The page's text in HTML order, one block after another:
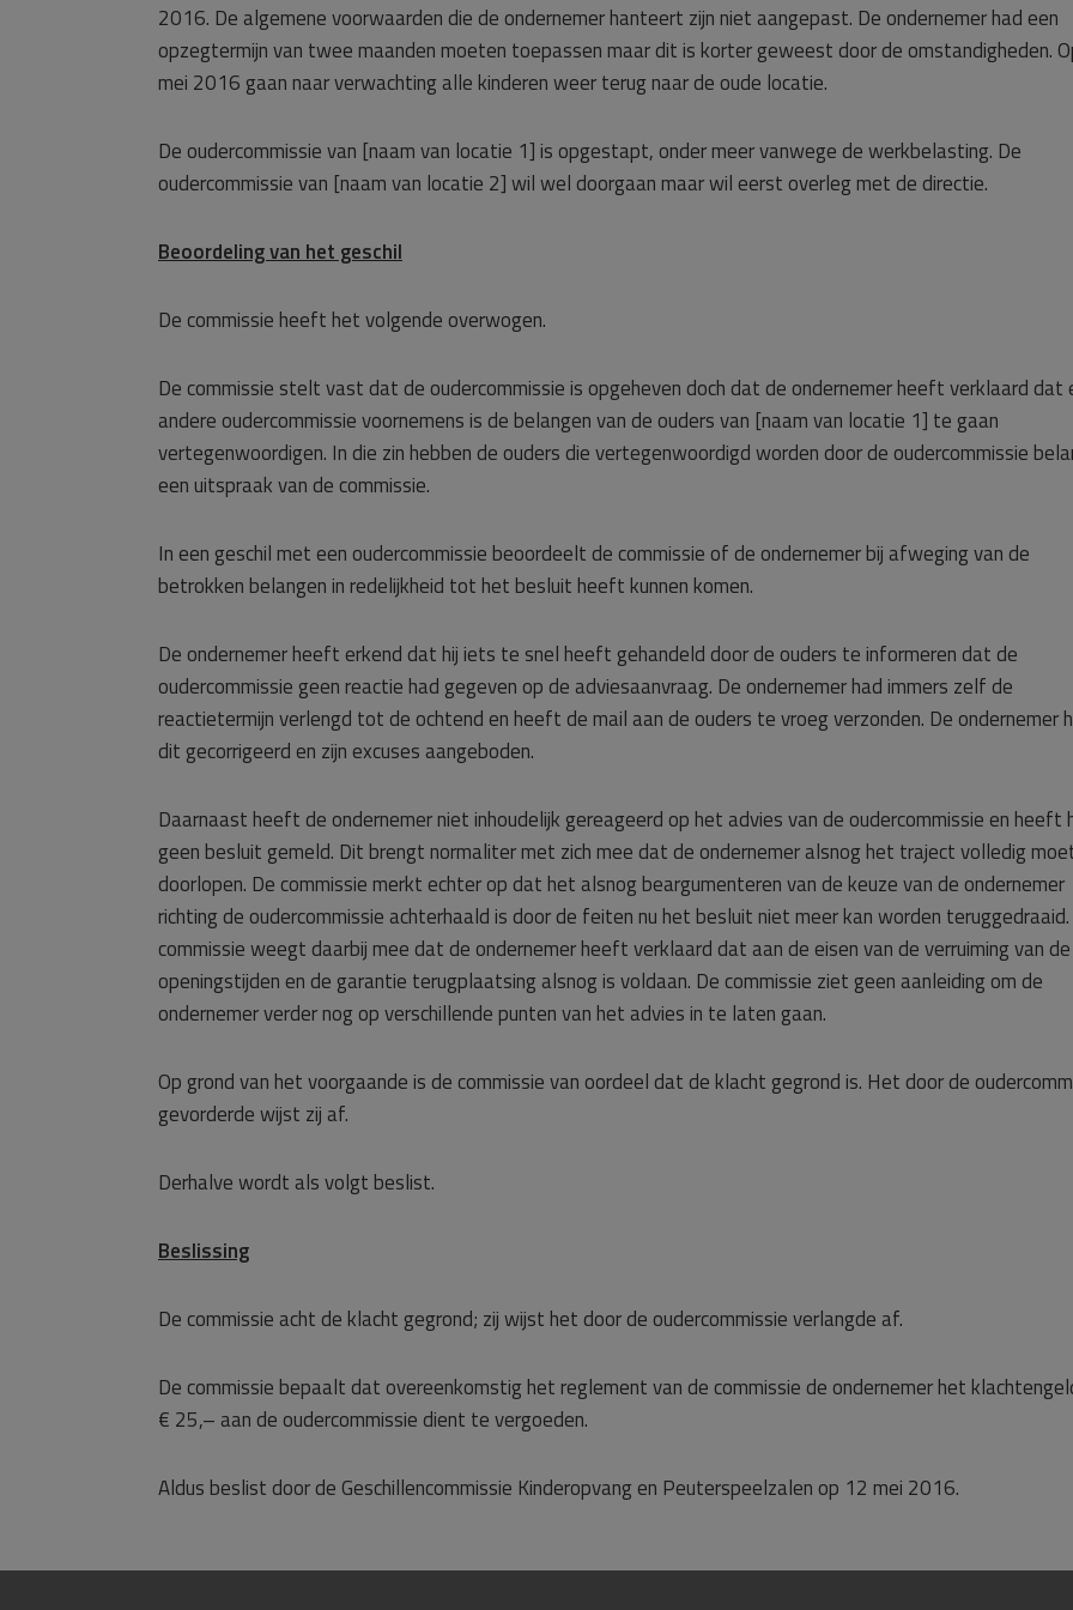
2016. De algemene voorwaarden die de ondernemer hanteert zijn niet aangepast. De ondernemer had een
opzegtermijn van twee maanden moeten toepassen maar dit is korter geweest door de omstandigheden.
mei 2016 gaan naar verwachting alle kinderen weer terug naar de oude locatie.
De oudercommissie van [naam van locatie 1] is opgestapt, onder meer vanwege de werkbelasting. De
oudercommissie van [naam van locatie 2] wil wel doorgaan maar wil eerst overleg met de directie.
Beoordeling van het geschil
De commissie heeft het volgende overwogen.
De commissie stelt vast dat de oudercommissie is opgeheven doch dat de ondernemer heeft verklaard dat
andere oudercommissie voornemens is de belangen van de ouders van [naam van locatie 1] te gaan
vertegenwoordigen. In die zin hebben de ouders die vertegenwoordigd worden door de oudercommissie
een uitspraak van de commissie.
In een geschil met een oudercommissie beoordeelt de commissie of de ondernemer bij afweging van de
betrokken belangen in redelijkheid tot het besluit heeft kunnen komen.
De ondernemer heeft erkend dat hij iets te snel heeft gehandeld door de ouders te informeren dat de
oudercommissie geen reactie had gegeven op de adviesaanvraag. De ondernemer had immers zelf de
reactietermijn verlengd tot de ochtend en heeft de mail aan de ouders te vroeg verzonden. De ondernemer
dit gecorrigeerd en zijn excuses aangeboden.
Daarnaast heeft de ondernemer niet inhoudelijk gereageerd op het advies van de oudercommissie en heeft
geen besluit gemeld. Dit brengt normaliter met zich mee dat de ondernemer alsnog het traject volledig
doorlopen. De commissie merkt echter op dat het alsnog beargumenteren van de keuze van de ondernemer
richting de oudercommissie achterhaald is door de feiten nu het besluit niet meer kan worden
commissie weegt daarbij mee dat de ondernemer heeft verklaard dat aan de eisen van de verruiming van de
openingstijden en de garantie terugplaatsing alsnog is voldaan. De commissie ziet geen aanleiding om de
ondernemer verder nog op verschillende punten van het advies in te laten gaan.
Op grond van het voorgaande is de commissie van oordeel dat de klacht gegrond is. Het door de
gevorderde wijst zij af.
Derhalve wordt als volgt beslist.
Beslissing
De commissie acht de klacht gegrond; zij wijst het door de oudercommissie verlangde af.
De commissie bepaalt dat overeenkomstig het reglement van de commissie de ondernemer het
€ 25,– aan de oudercommissie dient te vergoeden.
Aldus beslist door de Geschillencommissie Kinderopvang en Peuterspeelzalen op 12 mei 2016.